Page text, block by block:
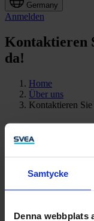
Samtycke
Denna webbplats
Germany
Anmelden
Kontaktieren
da!
Home
Über uns
Kontaktieren Sie
Kontaktieren
benötigen.